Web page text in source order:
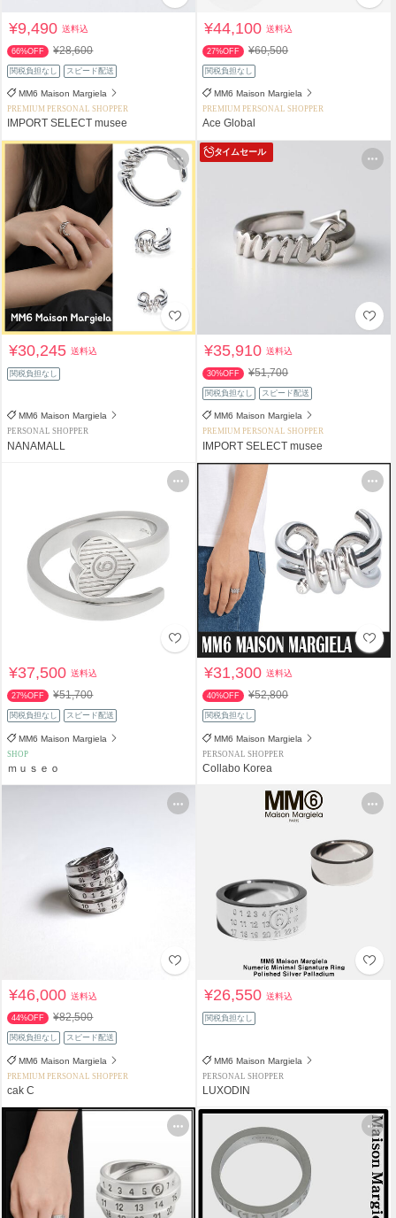
¥9,490送料込
66%OFF ¥28,600
関税負担なし スピード配送
MM6 Maison Margiela
PREMIUM PERSONAL SHOPPER
IMPORT SELECT musee
¥44,100送料込
27%OFF ¥60,500
関税負担なし
MM6 Maison Margiela
PREMIUM PERSONAL SHOPPER
Ace Global
¥30,245送料込
関税負担なし
MM6 Maison Margiela
PERSONAL SHOPPER
NANAMALL
タイムセール
¥35,910送料込
30%OFF ¥51,700
関税負担なし スピード配送
MM6 Maison Margiela
PREMIUM PERSONAL SHOPPER
IMPORT SELECT musee
¥37,500送料込
27%OFF ¥51,700
関税負担なし スピード配送
MM6 Maison Margiela
SHOP
ｍｕｓｅｏ
¥31,300送料込
40%OFF ¥52,800
関税負担なし
MM6 Maison Margiela
PERSONAL SHOPPER
Collabo Korea
¥46,000送料込
44%OFF ¥82,500
関税負担なし スピード配送
MM6 Maison Margiela
PREMIUM PERSONAL SHOPPER
cak C
¥26,550送料込
関税負担なし
MM6 Maison Margiela
PERSONAL SHOPPER
LUXODIN